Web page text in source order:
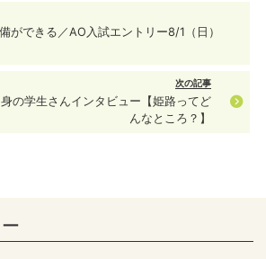
ができる／AO入試エントリー8/1（日）
次の記事
の学生さんインタビュー【姫路ってど
んなところ？】